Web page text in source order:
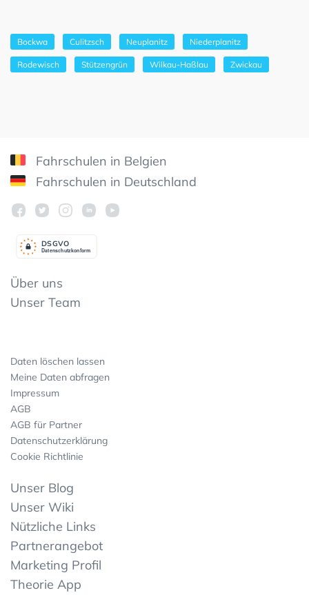
Bockwa Culitzsch Neuplanitz Niederplanitz
Rodewisch Stützengrün Wilkau-Haßlau Zwickau
Fahrschulen in Belgien
Fahrschulen in Deutschland
Datenschutzkonform
DSGVO
Über uns
Unser Team
Daten löschen lassen
Meine Daten abfragen
Impressum
AGB
AGB für Partner
Datenschutzerklärung
Cookie Richtlinie
Unser Blog
Unser Wiki
Nützliche Links
Partnerangebot
Marketing Profil
Theorie App